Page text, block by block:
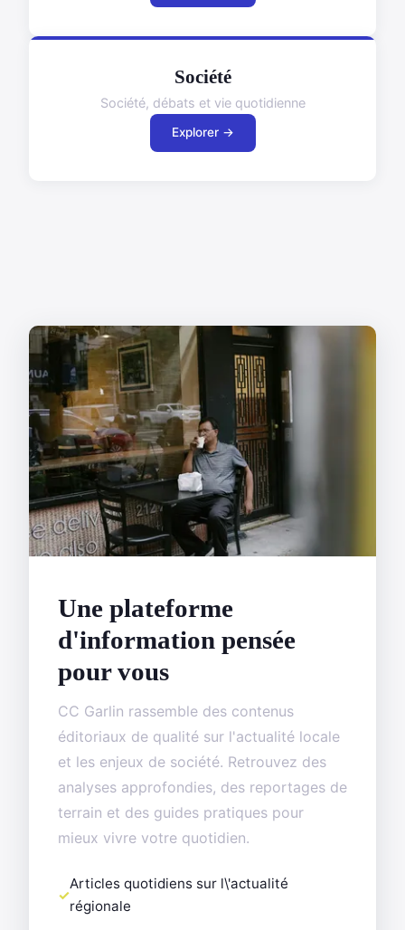
Société
Société, débats et vie quotidienne
Explorer →
Une plateforme
d'information pensée
pour vous
CC Garlin rassemble des contenus
éditoriaux de qualité sur l'actualité locale
et les enjeux de société. Retrouvez des
analyses approfondies, des reportages de
terrain et des guides pratiques pour
mieux vivre votre quotidien.
Articles quotidiens sur l\'actualité
régionale